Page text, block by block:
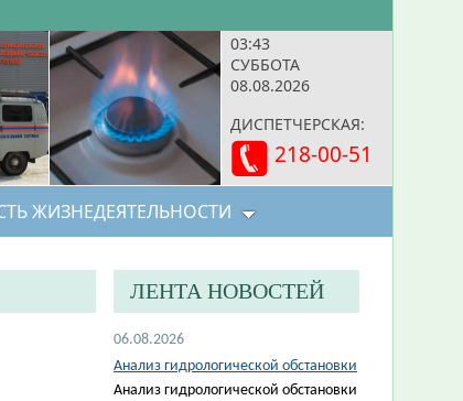
03:43
СУББОТА
08.08.2026
ДИСПЕТЧЕРСКАЯ:
218-00-51
ЖИЗНЕДЕЯТЕЛЬНОСТИ
ЛЕНТА НОВОСТЕЙ
06.08.2026
Анализ гидрологической обстановки
Анализ гидрологической обстановки